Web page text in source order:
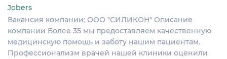
Jobers
Вакансия компании: ООО "СИЛИКОН" Описание
компании Более 35 мы предоставляем качественную
медицинскую помощь и заботу нашим пациентам.
Профессионализм врачей нашей клиники оценили